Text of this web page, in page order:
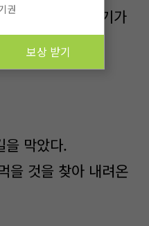
물었나? 분위기가
을 막았다.
을 것을 찾아 내려온
권
보상 받기